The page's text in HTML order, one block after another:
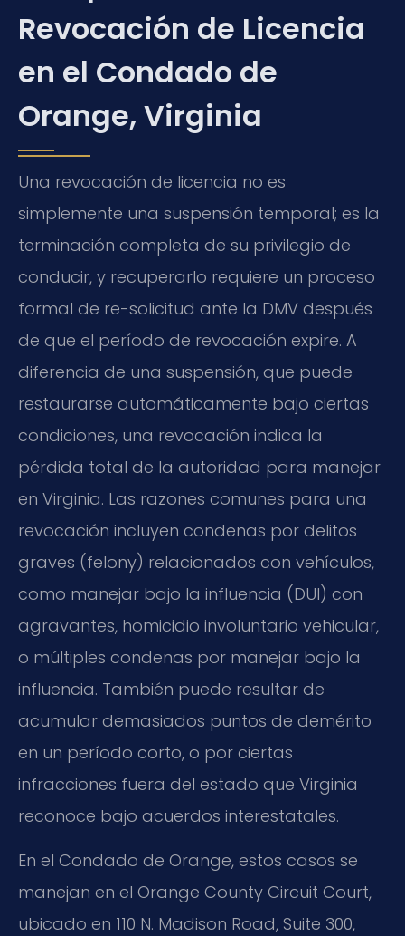
Revocación de Licencia
en el Condado de
Orange, Virginia
Una revocación de licencia no es
simplemente una suspensión temporal; es la
terminación completa de su privilegio de
conducir, y recuperarlo requiere un proceso
formal de re-solicitud ante la DMV después
de que el período de revocación expire. A
diferencia de una suspensión, que puede
restaurarse automáticamente bajo ciertas
condiciones, una revocación indica la
pérdida total de la autoridad para manejar
en Virginia. Las razones comunes para una
revocación incluyen condenas por delitos
graves (felony) relacionados con vehículos,
como manejar bajo la influencia (DUI) con
agravantes, homicidio involuntario vehicular,
o múltiples condenas por manejar bajo la
influencia. También puede resultar de
acumular demasiados puntos de demérito
en un período corto, o por ciertas
infracciones fuera del estado que Virginia
reconoce bajo acuerdos interestatales.
En el Condado de Orange, estos casos se
manejan en el Orange County Circuit Court,
ubicado en 110 N. Madison Road, Suite 300,